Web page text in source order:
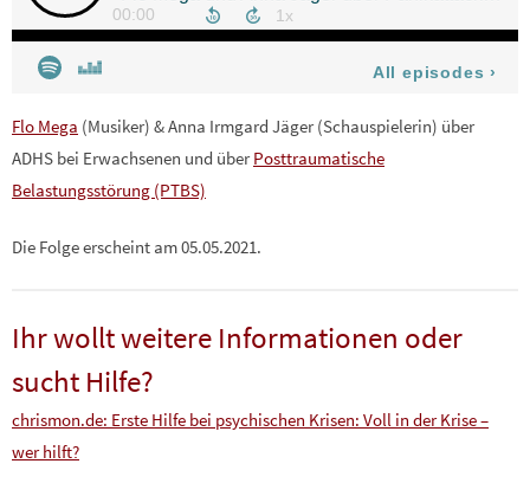
Flo Mega (Musiker) & Anna Irmgard Jäger (Schauspielerin) über
ADHS bei Erwachsenen und überPosttraumatische
Belastungsstörung (PTBS)
Die Folge erscheint am 05.05.2021.
Ihr wollt weitere Informationen oder
sucht Hilfe?
chrismon.de: Erste Hilfe bei psychischen Krisen: Voll in der Krise –
wer hilft?